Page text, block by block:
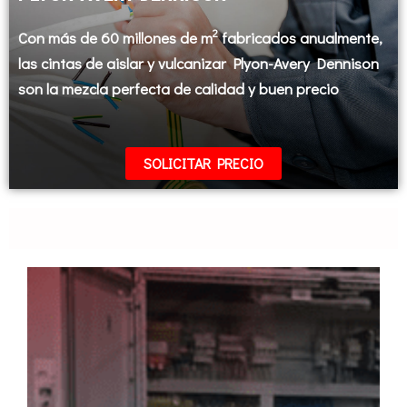
Con más de 60 millones de m2fabricados anualmente,
las cintas de aislar y vulcanizar Plyon-Avery Dennison
son la mezcla perfecta de calidad y buen precio
SOLICITAR PRECIO